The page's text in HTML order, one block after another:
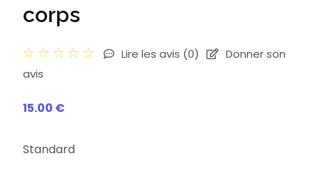
corps
Lire les avis (0)
Donner son
avis
15.00 €
Standard